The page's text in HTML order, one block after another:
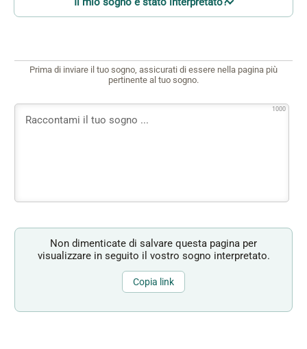
Prima di inviare il tuo sogno, assicurati di essere nella pagina più
pertinente al tuo sogno.
1000
Non dimenticate di salvare questa pagina per
visualizzare in seguito il vostro sogno interpretato.
Copia link